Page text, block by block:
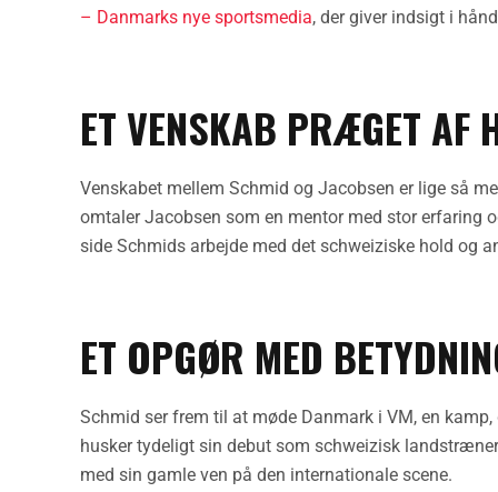
– Danmarks nye sportsmedia, der giver indsigt i
ET VENSKAB PRÆGET AF
Venskabet mellem Schmid og Jacobsen er lige så
omtaler Jacobsen som en mentor med stor erfaring
side Schmids arbejde med det schweiziske hold og
ET OPGØR MED
Schmid ser frem til at møde Danmark i VM, en
husker tydeligt sin debut som schweizisk
med sin gamle ven på den internationale scene.